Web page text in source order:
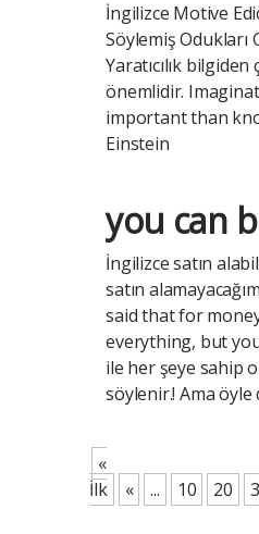
İngilizce Motive
Söylemiş
Yaratıcılık bilgiden
önemlidir.
important than
Einstein
you can
İngilizce satın
satın
said that for
everything, but
ile her şeye sahip
söylenir.! Ama öyle
«
İlk
« ... 10 20